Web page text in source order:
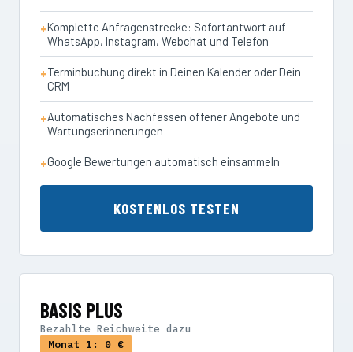
Komplette Anfragenstrecke: Sofortantwort auf
WhatsApp, Instagram, Webchat und Telefon
Terminbuchung direkt in Deinen Kalender oder Dein
CRM
Automatisches Nachfassen offener Angebote und
Wartungserinnerungen
Google Bewertungen automatisch einsammeln
KOSTENLOS TESTEN
BASIS PLUS
Bezahlte Reichweite dazu
Monat 1: 0 €